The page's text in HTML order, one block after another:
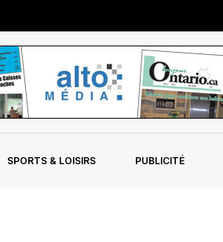
SPORTS & LOISIRS PUBLICITÉ